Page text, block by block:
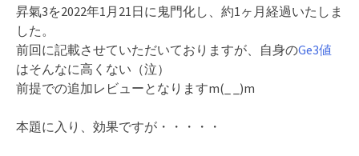
昇氣3を2022年1月21日に鬼門化し、約1ヶ月経過いたしま
した。
前回に記載させていただいておりますが、自身のGe3値
はそんなに高くない（泣）
前提での追加レビューとなりますm(_ _)m
本題に入り、効果ですが・・・・・